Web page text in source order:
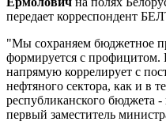
передает корреспондент
"Мы сохраняем бюджетное
формируется с профицитом.
напрямую коррелирует с
нефтяного сектора, как и в
республиканского бюджета
первый заместитель